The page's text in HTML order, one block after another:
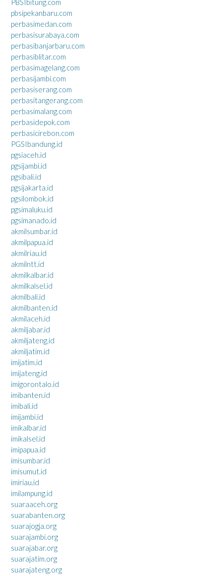
PBSIbitung.com
pbsipekanbaru.com
perbasimedan.com
perbasisurabaya.com
perbasibanjarbaru.com
perbasiblitar.com
perbasimagelang.com
perbasijambi.com
perbasiserang.com
perbasitangerang.com
perbasimalang.com
perbasidepok.com
perbasicirebon.com
PGSIbandung.id
pgsiaceh.id
pgsijambi.id
pgsibali.id
pgsijakarta.id
pgsilombok.id
pgsimaluku.id
pgsimanado.id
akmilsumbar.id
akmilpapua.id
akmilriau.id
akmilntt.id
akmilkalbar.id
akmilkalsel.id
akmilbali.id
akmilbanten.id
akmilaceh.id
akmiljabar.id
akmiljateng.id
akmiljatim.id
imijatim.id
imijateng.id
imigorontalo.id
imibanten.id
imibali.id
imijambi.id
imikalbar.id
imikalsel.id
imipapua.id
imisumbar.id
imisumut.id
imiriau.id
imilampung.id
suaraaceh.org
suarabanten.org
suarajogja.org
suarajambi.org
suarajabar.org
suarajatim.org
suarajateng.org